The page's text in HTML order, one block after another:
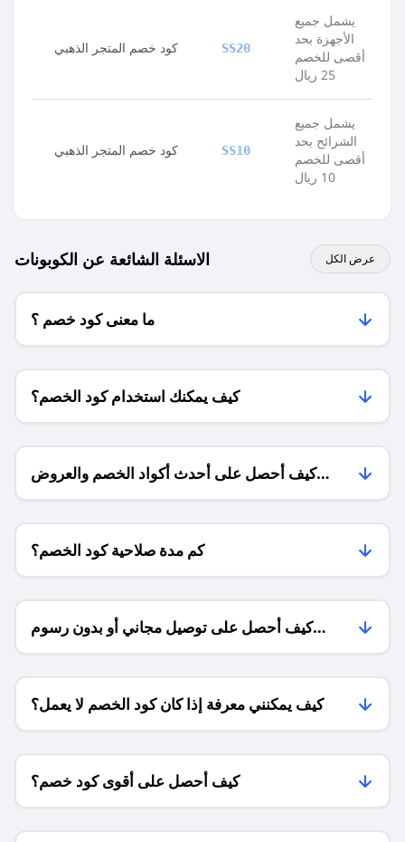
كود خصم المتجر الذهبي SS20
يشمل جميع
الأجهزة بحد
أقصى للخصم
25 ريال
كود خصم المتجر الذهبي SS10
يشمل جميع
الشرائح بحد
أقصى للخصم
10 ريال
الاسئلة الشائعة عن الكوبونات عرض الكل
ما معنى كود خصم ؟
كيف يمكنك استخدام كود الخصم؟
كيف أحصل على أحدث أكواد الخصم والعروض
للمتاجر؟
كم مدة صلاحية كود الخصم؟
كيف أحصل على توصيل مجاني أو بدون رسوم
الشحن ؟
كيف يمكنني معرفة إذا كان كود الخصم لا يعمل؟
كيف أحصل على أقوى كود خصم؟